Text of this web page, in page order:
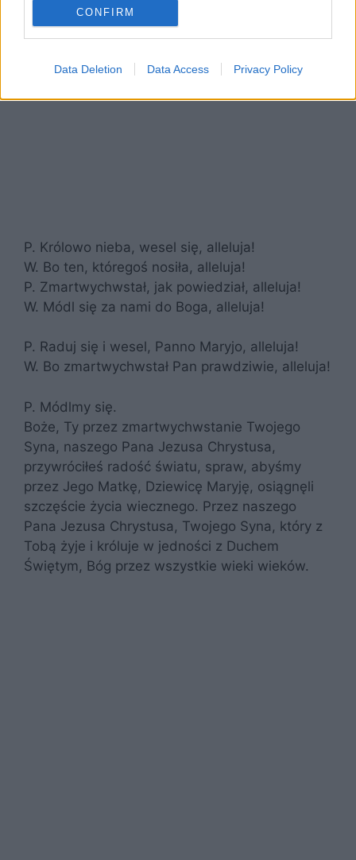
CONFIRM
Data Deletion Data Access Privacy Policy
P. Królowo nieba, wesel się, alleluja!
W. Bo ten, któregoś nosiła, alleluja!
P. Zmartwychwstał, jak powiedział, alleluja!
W. Módl się za nami do Boga, alleluja!
P. Raduj się i wesel, Panno Maryjo, alleluja!
W. Bo zmartwychwstał Pan prawdziwie, alleluja!
P. Módlmy się.
Boże, Ty przez zmartwychwstanie Twojego
Syna, naszego Pana Jezusa Chrystusa,
przywróciłeś radość światu, spraw, abyśmy
przez Jego Matkę, Dziewicę Maryję, osiągnęli
szczęście życia wiecznego. Przez naszego
Pana Jezusa Chrystusa, Twojego Syna, który z
Tobą żyje i króluje w jedności z Duchem
Świętym, Bóg przez wszystkie wieki wieków.